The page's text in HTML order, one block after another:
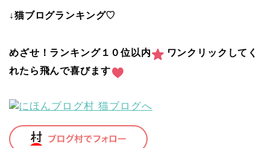
↓猫ブログランキング♡
めざせ！ランキング１０位以内
ワンクリックしてく
れたら飛んで喜びます